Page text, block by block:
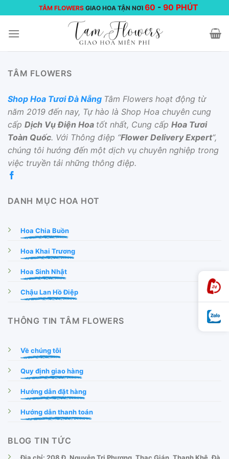
đến
nội
TÂM FLOWERS GIAO HOA TẬN NƠI 60 -90 PHÚT
TÂM FLOWERS
Shop Hoa Tươi Đà Nẵng Tâm Flowers hoạt động từ
năm 2019 đến nay, Tự hào là Shop Hoa chuyên cung
cấp Dịch Vụ Điện Hoa tốt nhất, Cung cấp Hoa Tươi
Toàn Quốc. Với Thông điệp “Flower Delivery Expert“,
chúng tôi hướng đến một dịch vụ chuyên nghiệp trong
việc truyền tải những thông điệp.
DANH MỤC HOA HOT
Hoa Chia Buồn
Hoa Khai Trương
Hoa Sinh Nhật
Chậu Lan Hồ Điệp
THÔNG TIN TÂM FLOWERS
Về chúng tôi
Quy định giao hàng
Hướng dẫn đặt hàng
Hướng dẫn thanh toán
BLOG TIN TỨC